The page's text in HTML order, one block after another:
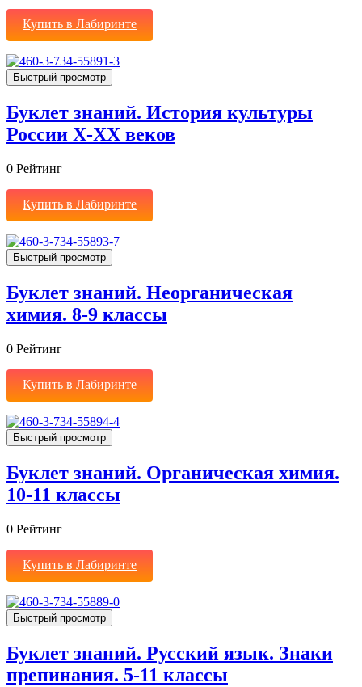
Купить в Лабиринте
Быстрый просмотр
Буклет знаний. История культуры
России Х-ХХ веков
0 Рейтинг
Купить в Лабиринте
Быстрый просмотр
Буклет знаний. Неорганическая
химия. 8-9 классы
0 Рейтинг
Купить в Лабиринте
Быстрый просмотр
Буклет знаний. Органическая химия.
10-11 классы
0 Рейтинг
Купить в Лабиринте
Быстрый просмотр
Буклет знаний. Русский язык. Знаки
препинания. 5-11 классы